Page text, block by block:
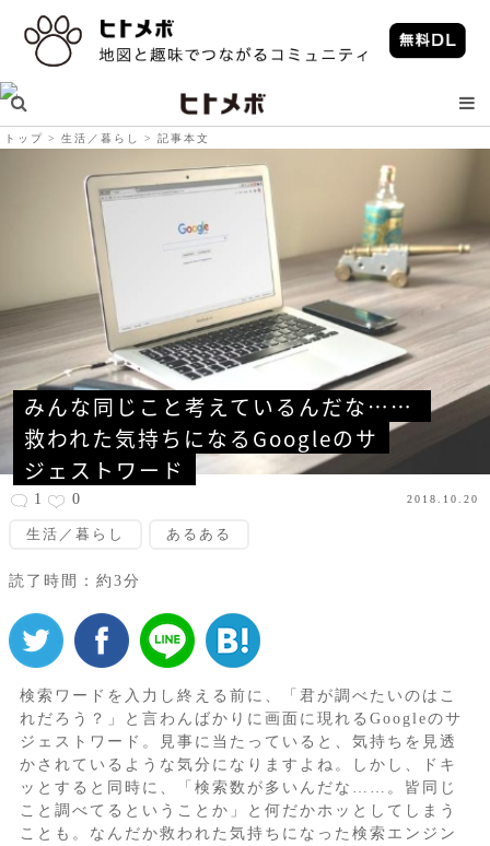
トップ 生活／暮らし 記事本文
みんな同じこと考えているんだな……
救われた気持ちになるGoogleのサ
ジェストワード
1 0 2018.10.20
生活／暮らし あるある
読了時間：約3分
検索ワードを入力し終える前に、「君が調べたいのはこ
れだろう？」と言わんばかりに画面に現れるGoogleのサ
ジェストワード。見事に当たっていると、気持ちを見透
かされているような気分になりますよね。しかし、ドキ
ッとすると同時に、「検索数が多いんだな……。皆同じ
こと調べてるということか」と何だかホッとしてしまう
ことも。なんだか救われた気持ちになった検索エンジン